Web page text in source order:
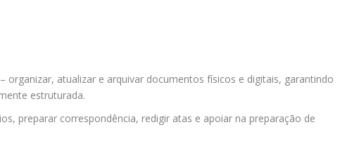
– organizar, atualizar e arquivar documentos físicos e digitais, garantindo
estruturada.
preparar correspondência, redigir atas e apoiar na preparação de